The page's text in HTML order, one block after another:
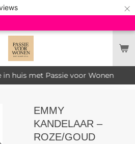
×
huis met Passie voor Wonen
EMMY
KANDELAAR –
ROZE/GOUD